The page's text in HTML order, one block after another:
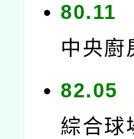
80.11
中央廚
82.05
綜合球